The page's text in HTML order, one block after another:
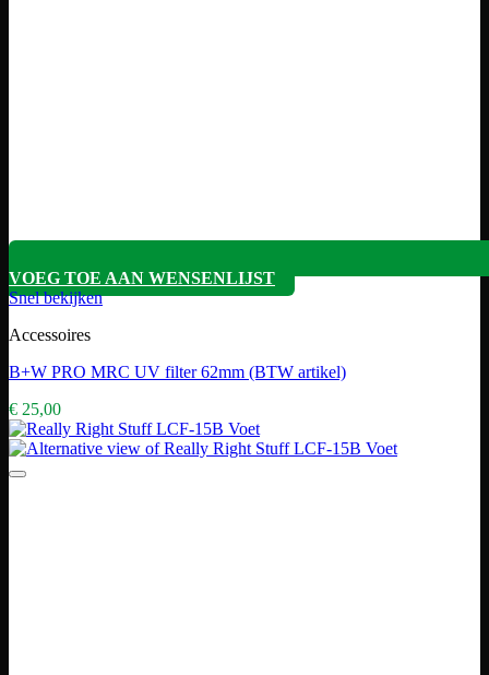
VOEG TOE AAN WENSENLIJST
Snel bekijken
Accessoires
B+W PRO MRC UV filter 62mm (BTW artikel)
€ 25,00